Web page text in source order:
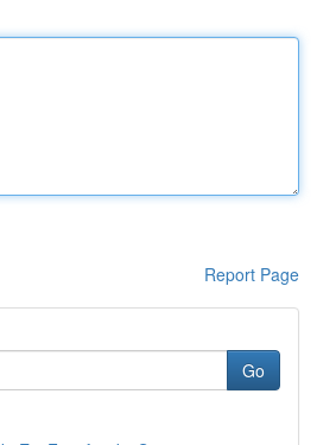
Report Page
Go